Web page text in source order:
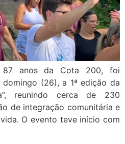
87 anos da Cota 200, foi
(26), a 1ª edição da
reunindo cerca de 230
de integração comunitária e
O evento teve início com